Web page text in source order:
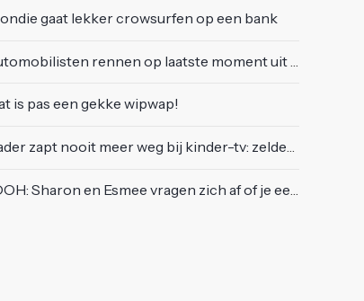
gaat lekker crowsurfen op een bank
rennen op laatste moment uit brandende auto op de A58
is pas een gekke wipwap!
zapt nooit meer weg bij kinder-tv: zelden zo'n 'beweeglijke' kikker gezien
Sharon en Esmee vragen zich af of je een vegetariër bent als je kip eet